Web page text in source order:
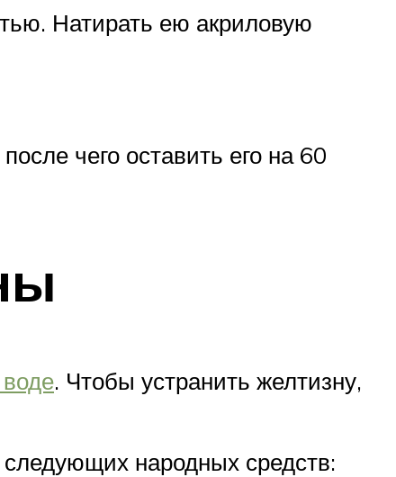
Натирать ею акриловую
чего оставить его на 60
. Чтобы устранить желтизну,
народных средств: